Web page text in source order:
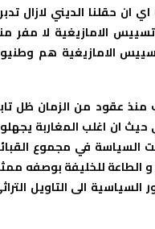
ان حقلنا الديني لازال
تسييس الامازيغية لا مفر
تسييس الامازيغية هم
منذ عقود من الزمان ظل
ان اغلب المغاربة
السياسة في مجموع
و الطاعة للخليفة بوصفه
منذ 1200 سنة و على ارجاع كل الامور السياسية الى التاويل